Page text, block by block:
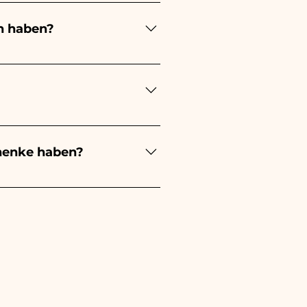
haben?
je nach Art der
wird es weiß sein -
kümmern müssen.
haben?
an, außerdem